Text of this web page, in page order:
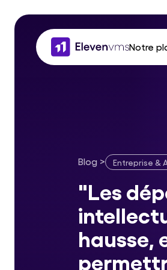
Notre
Blog > Entreprise &
"Les dépenses de
"Les
hausse,